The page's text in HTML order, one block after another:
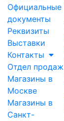
Официальные
документы
Реквизиты
Выставки
Контакты
Отдел продаж
Магазины в
Москве
Магазины в
Санкт-